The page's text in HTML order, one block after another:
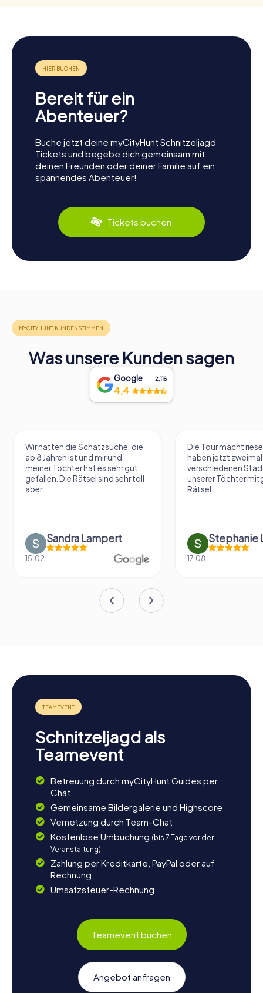
Bereit für ein
Abenteuer?
Buche jetzt deine myCityHunt Schnitzeljagd
Tickets und begebe dich gemeinsam mit
deinen Freunden oder deiner Familie auf ein
spannendes Abenteuer!
Tickets buchen
Was unsere Kunden sagen
Google 2.118
4,4
Wir hatten die Schatzsuche, die
ab 8 Jahren ist und mir und
meiner Tochter hat es sehr gut
gefallen. Die Rätsel sind sehr toll
aber...
Sandra Lampert
15.02.
Die Tour macht
haben jetzt zweimal
verschiedenen
unserer Töchter
Rätsel...
Stephanie
17.08.
Schnitzeljagd als
Teamevent
Betreuung durch myCityHunt Guides per
Chat
Gemeinsame Bildergalerie und Highscore
Vernetzung durch Team-Chat
Kostenlose Umbuchung (bis 7 Tage vor der
Veranstaltung)
Zahlung per Kreditkarte, PayPal oder auf
Rechnung
Umsatzsteuer-Rechnung
Teamevent buchen
Angebot anfragen